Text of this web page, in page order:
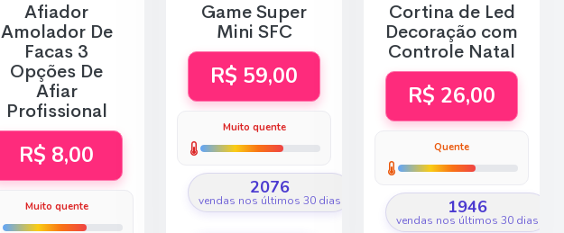
Afiador
Amolador De
Facas 3
Opções De
Afiar
Profissional
R$ 8,00
Muito quente
Game Super
Mini SFC
R$ 59,00
Muito quente
2076
vendas nos últimos 30 dias
Cortina de Led
Decoração com
Controle Natal
R$ 26,00
Quente
1946
vendas nos últimos 30 dias